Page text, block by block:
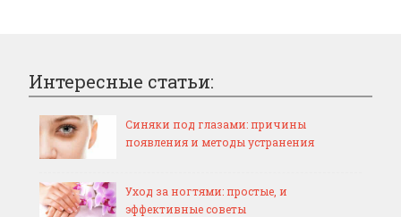
Интересные статьи:
Синяки под глазами: причины
появления и методы устранения
Уход за ногтями: простые, и
эффективные советы